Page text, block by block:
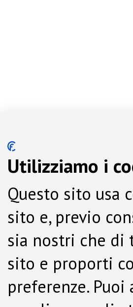
Utilizziamo i
Questo sito usa
sito e, previo
sia nostri che di
sito e proporti
preferenze.